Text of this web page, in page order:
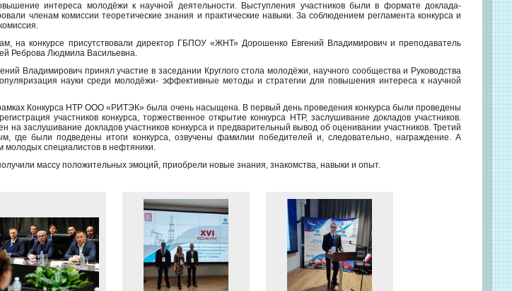
интереса молодёжи к научной деятельности. Выступления участников были в формате доклада-
членам комиссии теоретические знания и практические навыки. За соблюдением регламента конкурса и
на конкурсе присутствовали директор ГБПОУ «ЖНТ» Дорошенко Евгений Владимирович и преподаватель
Реброва Людмила Васильевна.
Владимирович принял участие в заседании Круглого стола молодёжи, научного сообщества и Руководства
науки среди молодёжи- эффективные методы и стратегии для повышения интереса к научной
Конкурса НТР ООО «РИТЭК» была очень насыщена. В первый день проведения конкурса были проведены
участников конкурса, торжественное открытие конкурса НТР, заслушивание докладов участников.
на заслушивание докладов участников конкурса и предварительный вывод об оценивании участников. Третий
где были подведены итоги конкурса, озвучены фамилии победителей и, следовательно, награждение. А
специалистов в нефтяники.
массу положительных эмоций, приобрели новые знания, знакомства, навыки и опыт.